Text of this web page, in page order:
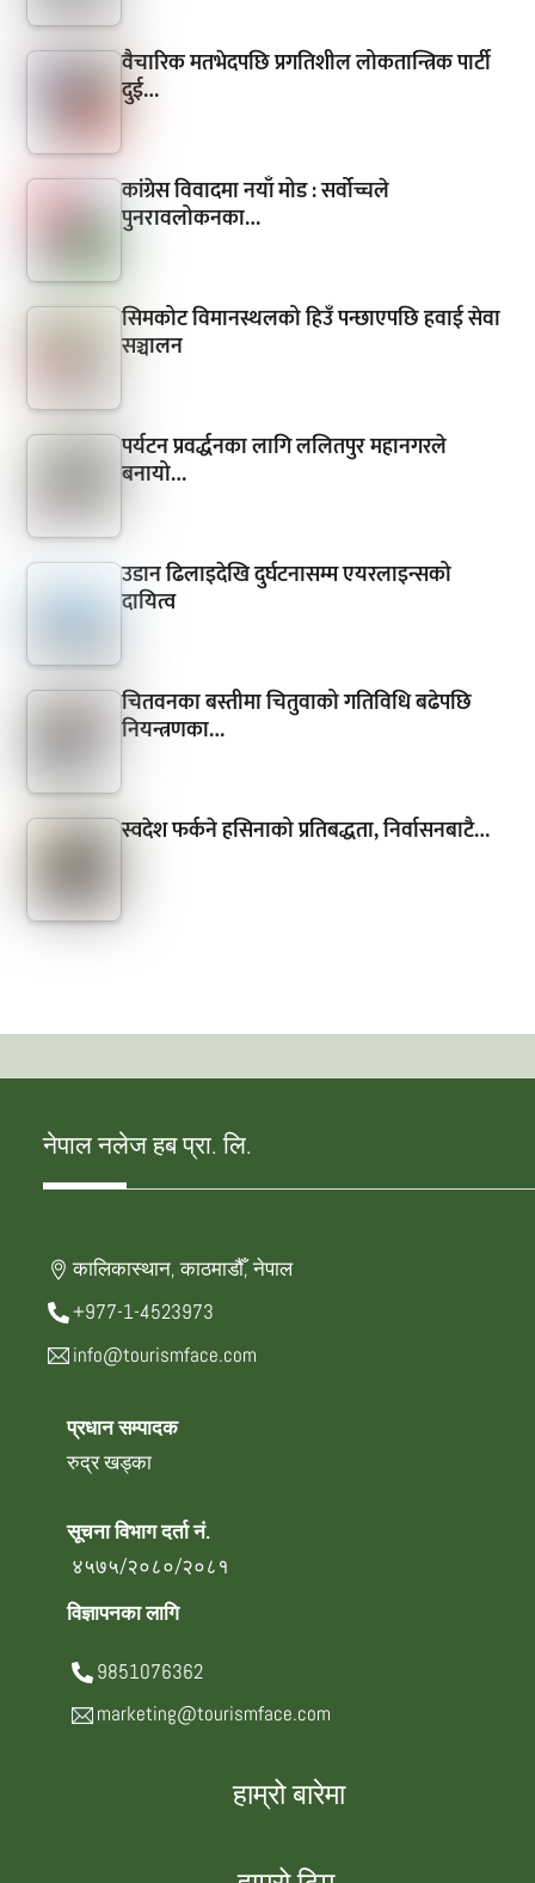
वैचारिक मतभेदपछि प्रगतिशील लोकतान्त्रिक पार्टी
दुई…
कांग्रेस विवादमा नयाँ मोड : सर्वोच्चले
पुनरावलोकनका…
सिमकोट विमानस्थलको हिउँ पन्छाएपछि हवाई सेवा
सञ्चालन
पर्यटन प्रवर्द्धनका लागि ललितपुर महानगरले
बनायो…
उडान ढिलाइदेखि दुर्घटनासम्म एयरलाइन्सको
दायित्व
चितवनका बस्तीमा चितुवाको गतिविधि बढेपछि
नियन्त्रणका…
स्वदेश फर्कने हसिनाको प्रतिबद्धता, निर्वासनबाटै…
नेपाल नलेज हब प्रा. लि.
कालिकास्थान, काठमाडौँ, नेपाल
+977-1-4523973
info@tourismface.com
प्रधान सम्पादक
रुद्र खड्का
सूचना विभाग दर्ता नं.
४५७५/२०८०/२०८१
विज्ञापनका लागि
9851076362
marketing@tourismface.com
हाम्रो बारेमा